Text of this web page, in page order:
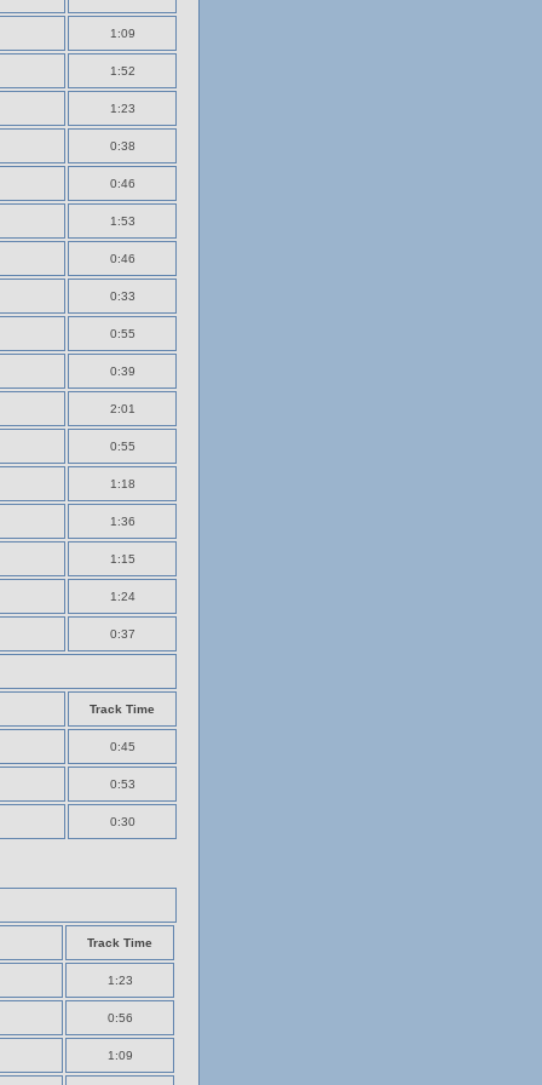
1:09
1:52
1:23
0:38
0:46
1:53
0:46
0:33
0:55
0:39
2:01
0:55
1:18
1:36
1:15
1:24
0:37
Track Time
0:45
0:53
0:30
Track Time
1:23
0:56
1:09